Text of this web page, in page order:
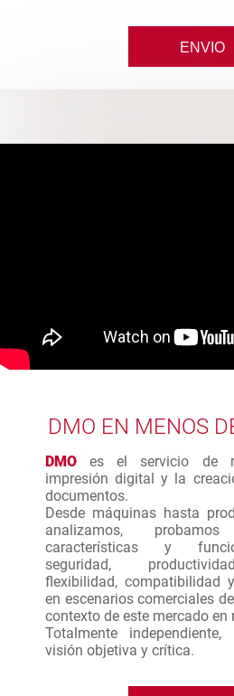
DMO EN MENOS
DMO es el servicio de
impresión digital y la
documentos.
Desde máquinas hasta
analizamos,
características y
seguridad,
flexibilidad, compatibilidad
en escenarios comerciales
contexto de este mercado en
Totalmente
visión objetiva y crítica.